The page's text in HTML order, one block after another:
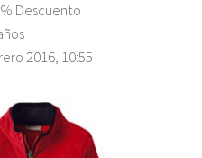
Descuento
2016, 10:55